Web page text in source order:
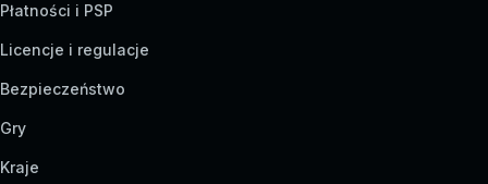
Płatności i PSP
Licencje i regulacje
Bezpieczeństwo
Gry
Kraje